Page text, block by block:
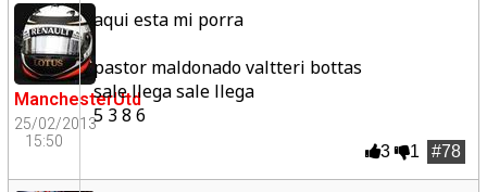
ManchesterUtd
25/02/2013
15:50
aqui esta mi porra
pastor maldonado valtteri bottas
sale llega sale llega
5 3 8 6
#78
3 1